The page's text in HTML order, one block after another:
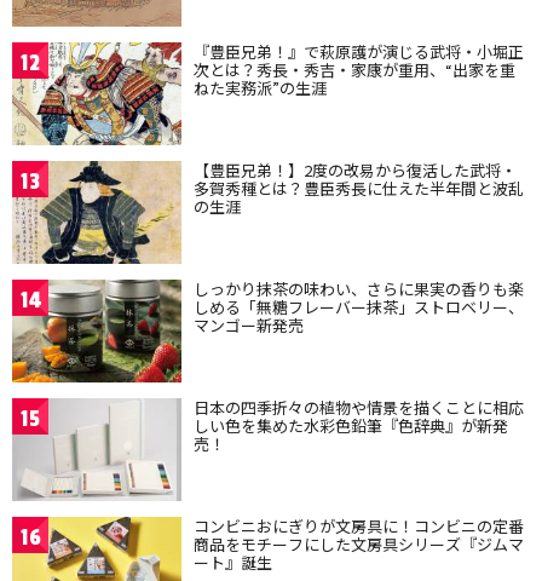
12 『豊臣兄弟！』で萩原護が演じる武将・小堀正
次とは？秀長・秀吉・家康が重用、“出家を重
ねた実務派”の生涯
13 【豊臣兄弟！】2度の改易から復活した武将・
多賀秀種とは？豊臣秀長に仕えた半年間と波乱
の生涯
14 しっかり抹茶の味わい、さらに果実の香りも楽
しめる「無糖フレーバー抹茶」ストロベリー、
マンゴー新発売
15 日本の四季折々の植物や情景を描くことに相応
しい色を集めた水彩色鉛筆『色辞典』が新発
売！
16 コンビニおにぎりが文房具に！コンビニの定番
商品をモチーフにした文房具シリーズ『ジムマ
ート』誕生